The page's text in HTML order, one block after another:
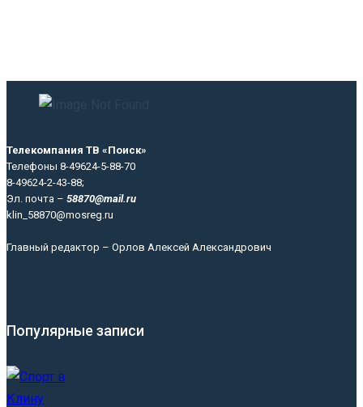
Телекомпания ТВ «Поиск»
Телефоны 8-49624-5-88-70
8-49624-2-43-88;
Эл. почта – 58870@mail.ru
klin_58870@mosreg.ru
Главный редактор – Орлов Алексей Александрович
Популярные записи